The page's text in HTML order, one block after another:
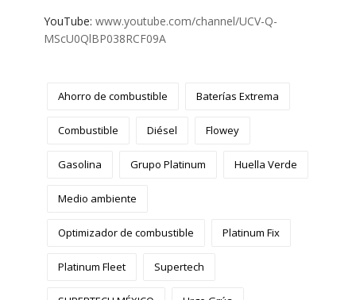
YouTube: www.youtube.com/channel/UCV-Q-
MScU0QlBP038RCF09A
Ahorro de combustible Baterías Extrema
Combustible Diésel Flowey
Gasolina Grupo Platinum Huella Verde
Medio ambiente
Optimizador de combustible Platinum Fix
Platinum Fleet Supertech